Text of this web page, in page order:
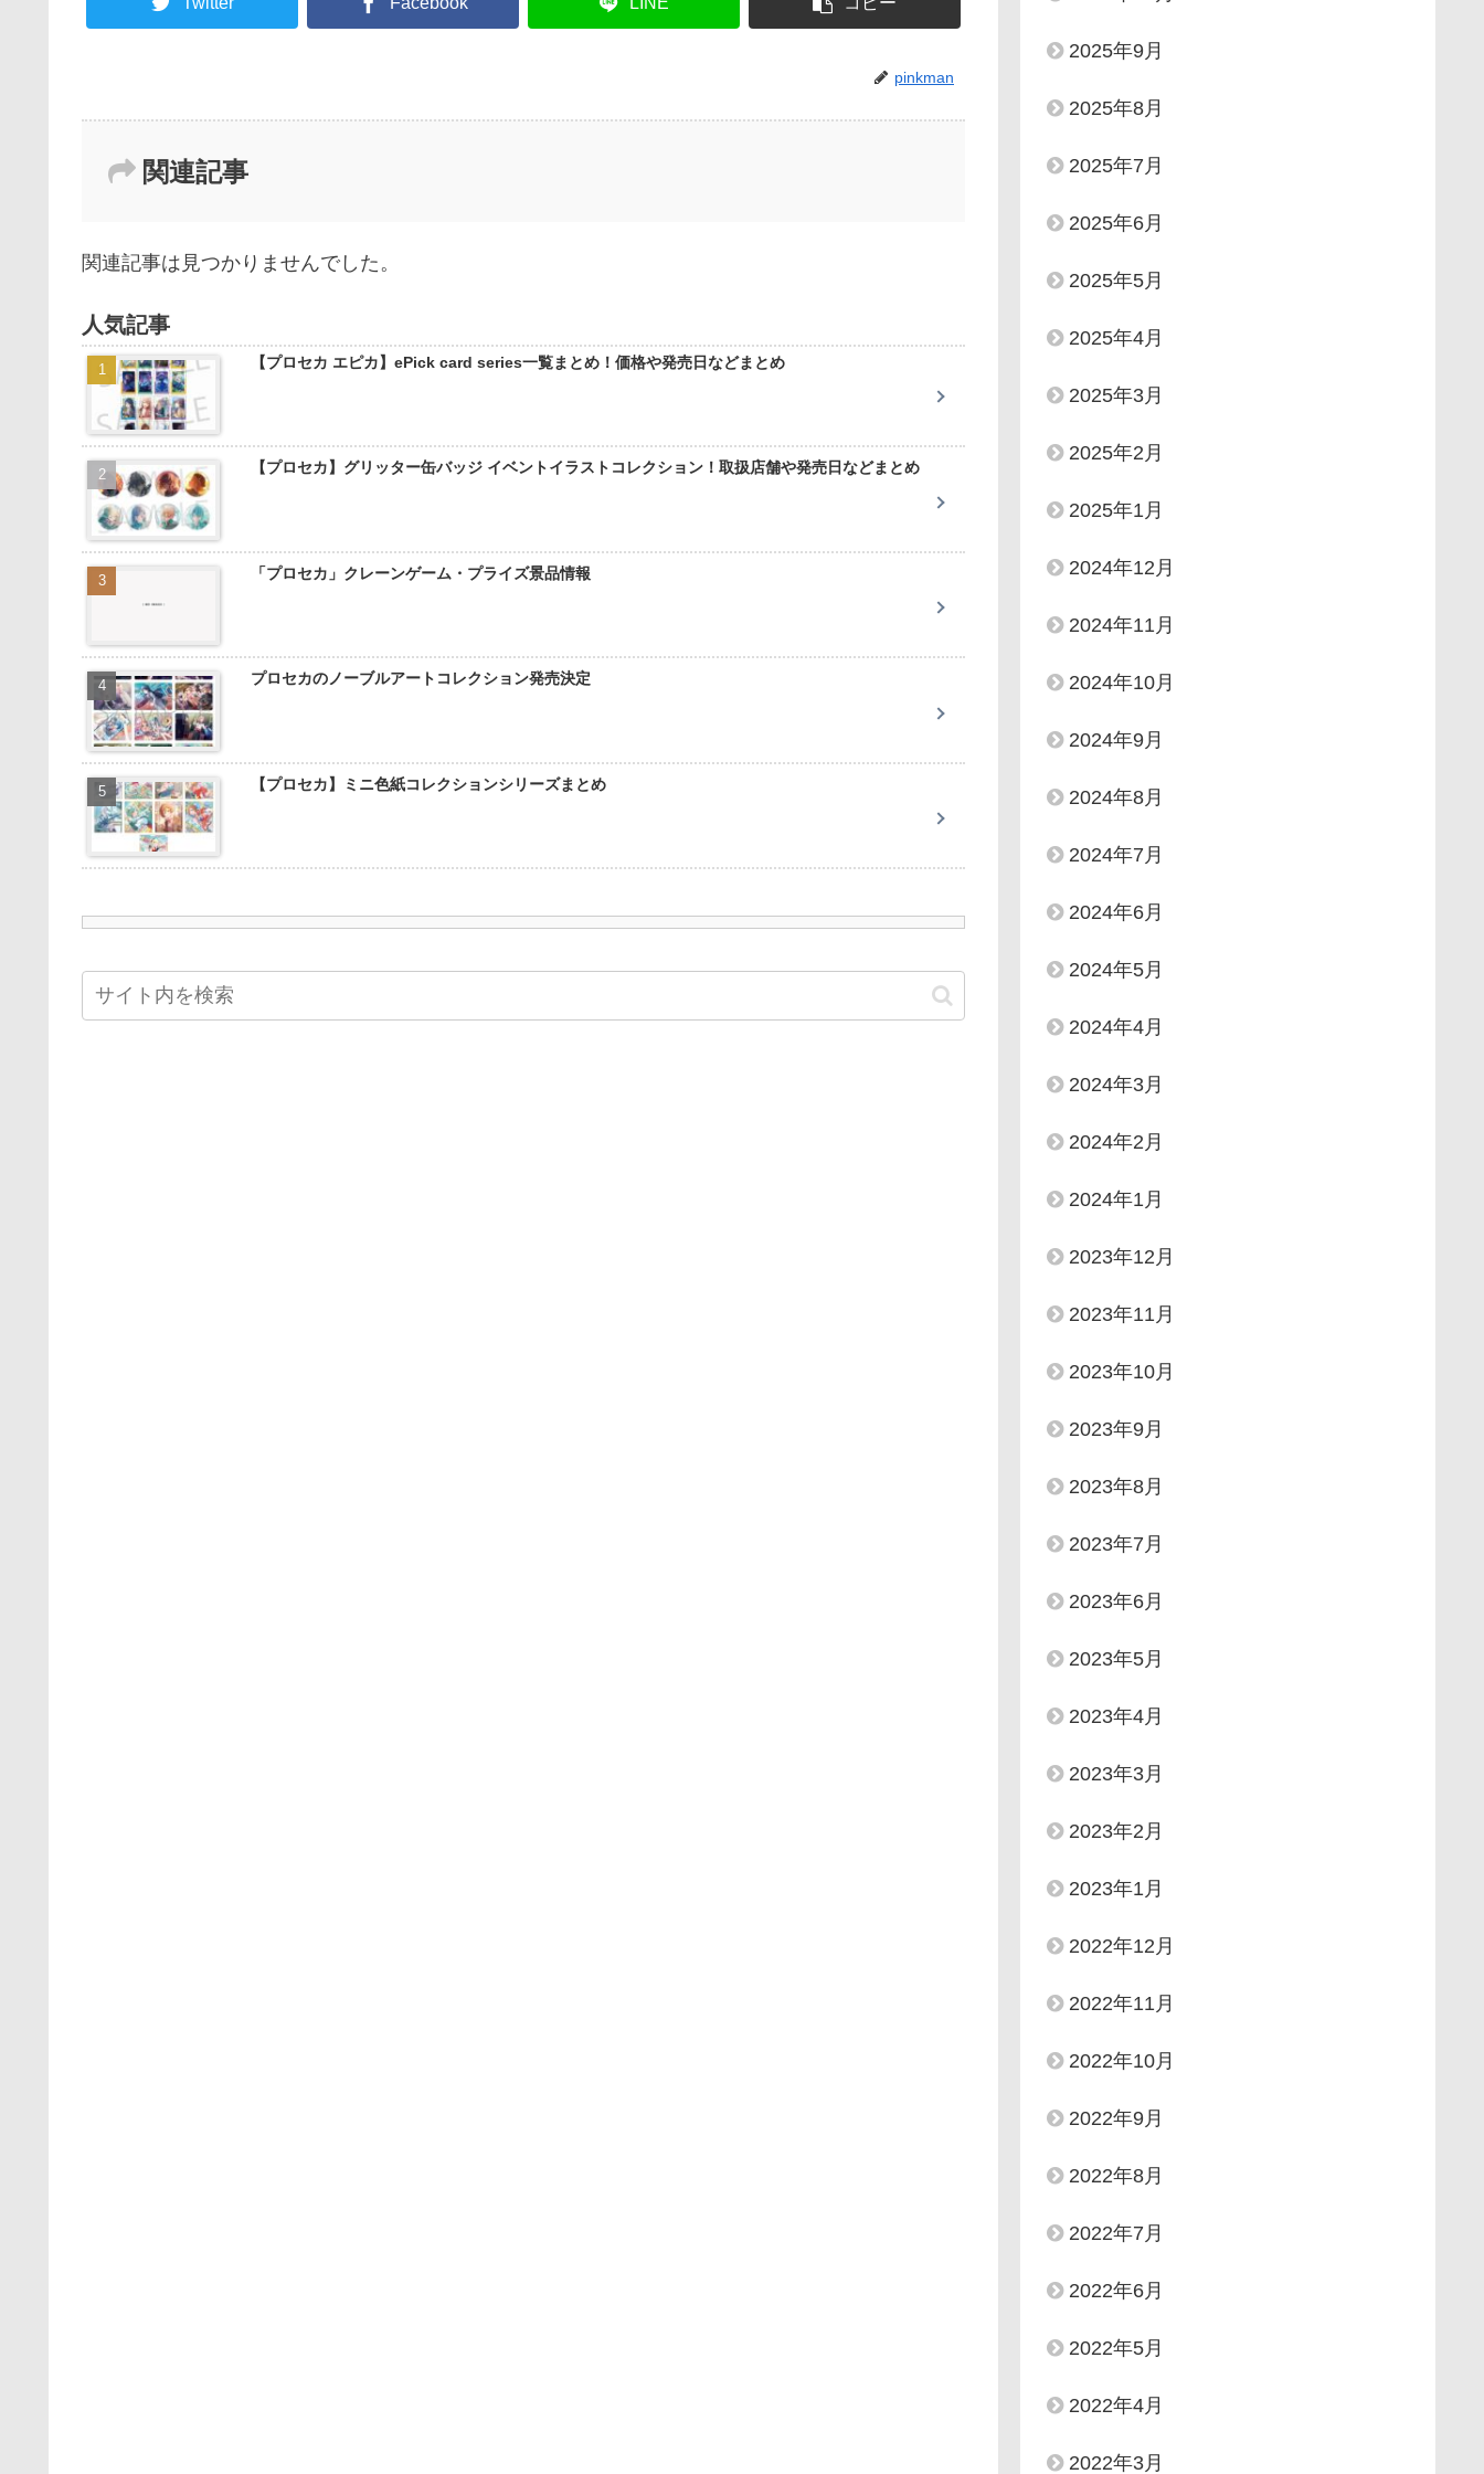
pinkman
関連記事
関連記事は見つかりませんでした。
人気記事
【プロセカ エピカ】ePick card series一覧まとめ！価格や発売日などまとめ
【プロセカ】グリッター缶バッジ イベントイラストコレクション！取扱店舗や発売日などまとめ
「プロセカ」クレーンゲーム・プライズ景品情報
プロセカのノーブルアートコレクション発売決定
【プロセカ】ミニ色紙コレクションシリーズまとめ
2025年9月
2025年8月
2025年7月
2025年6月
2025年5月
2025年4月
2025年3月
2025年2月
2025年1月
2024年12月
2024年11月
2024年10月
2024年9月
2024年8月
2024年7月
2024年6月
2024年5月
2024年4月
2024年3月
2024年2月
2024年1月
2023年12月
2023年11月
2023年10月
2023年9月
2023年8月
2023年7月
2023年6月
2023年5月
2023年4月
2023年3月
2023年2月
2023年1月
2022年12月
2022年11月
2022年10月
2022年9月
2022年8月
2022年7月
2022年6月
2022年5月
2022年4月
2022年3月